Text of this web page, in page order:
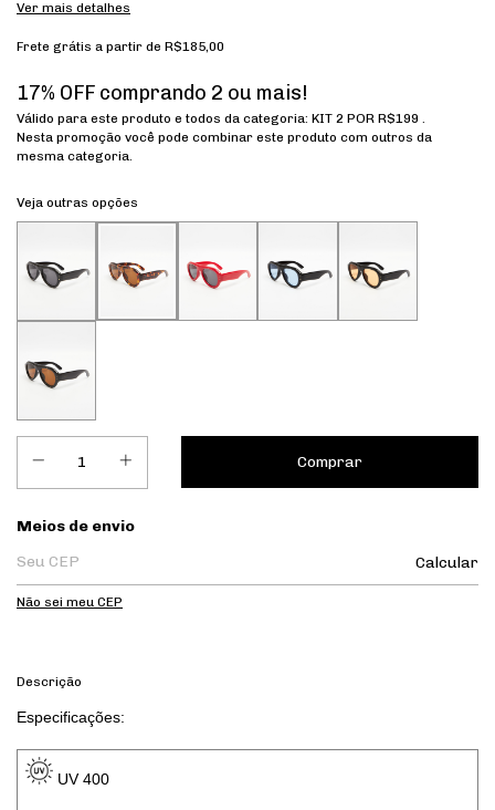
Ver mais detalhes
Frete grátis a partir de R$185,00
17% OFF comprando 2 ou mais!
Válido para este produto e todos da categoria: KIT 2 POR R$199 .
Nesta promoção você pode combinar este produto com outros da
mesma categoria.
Veja outras opções
Entregas para o CEP:
Meios de envio
Calcular
Não sei meu CEP
Descrição
Especificações:
UV 400